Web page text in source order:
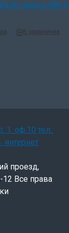
/ Bulros 909-5
В сравнение
проезд,
12 Все права